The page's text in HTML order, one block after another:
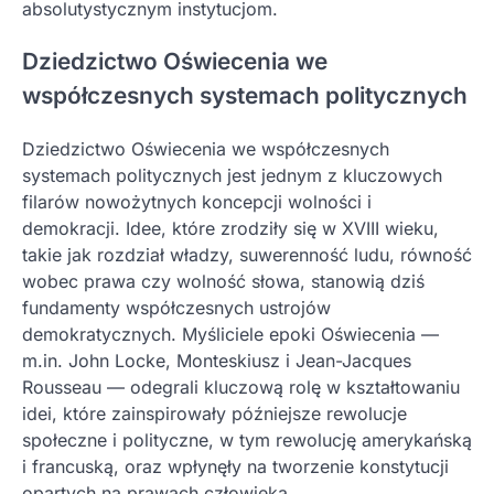
absolutystycznym instytucjom.
Dziedzictwo Oświecenia we
współczesnych systemach politycznych
Dziedzictwo Oświecenia we współczesnych
systemach politycznych jest jednym z kluczowych
filarów nowożytnych koncepcji wolności i
demokracji. Idee, które zrodziły się w XVIII wieku,
takie jak rozdział władzy, suwerenność ludu, równość
wobec prawa czy wolność słowa, stanowią dziś
fundamenty współczesnych ustrojów
demokratycznych. Myśliciele epoki Oświecenia —
m.in. John Locke, Monteskiusz i Jean-Jacques
Rousseau — odegrali kluczową rolę w kształtowaniu
idei, które zainspirowały późniejsze rewolucje
społeczne i polityczne, w tym rewolucję amerykańską
i francuską, oraz wpłynęły na tworzenie konstytucji